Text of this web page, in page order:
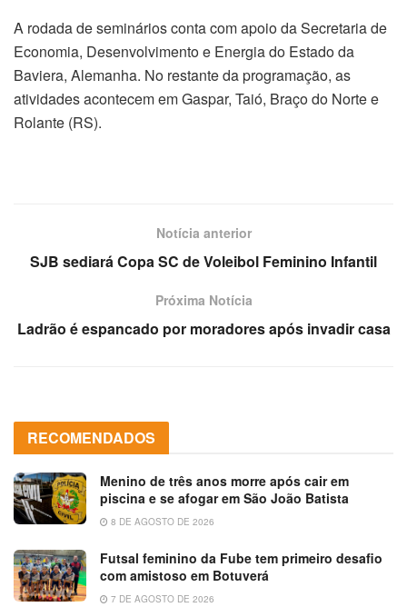
A rodada de seminários conta com apoio da Secretaria de
Economia, Desenvolvimento e Energia do Estado da
Baviera, Alemanha. No restante da programação, as
atividades acontecem em Gaspar, Taió, Braço do Norte e
Rolante (RS).
Notícia anterior
SJB sediará Copa SC de Voleibol Feminino Infantil
Próxima Notícia
Ladrão é espancado por moradores após invadir casa
RECOMENDADOS
Menino de três anos morre após cair em
piscina e se afogar em São João Batista
8 DE AGOSTO DE 2026
Futsal feminino da Fube tem primeiro desafio
com amistoso em Botuverá
7 DE AGOSTO DE 2026